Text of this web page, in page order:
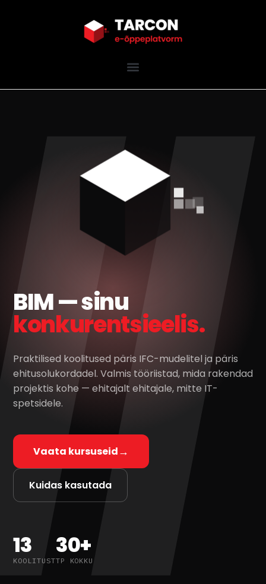
BIM — sinu
konkurentsieelis.
Praktilised koolitused päris IFC-mudelitel ja päris
ehitusolukordadel. Valmis tööriistad, mida rakendad
projektis kohe — ehitajalt ehitajale, mitte IT-
spetsidele.
Vaata kursuseid→
Kuidas kasutada
13
KOOLITUST
30+
TP KOKKU